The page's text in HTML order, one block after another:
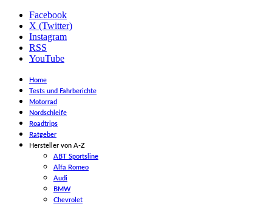
Facebook
X (Twitter)
Instagram
RSS
YouTube
Home
Tests und Fahrberichte
Motorrad
Nordschleife
Roadtrips
Ratgeber
Hersteller von A-Z
ABT Sportsline
Alfa Romeo
Audi
BMW
Chevrolet